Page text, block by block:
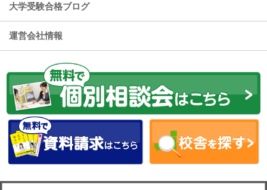
大学受験合格ブログ
運営会社情報